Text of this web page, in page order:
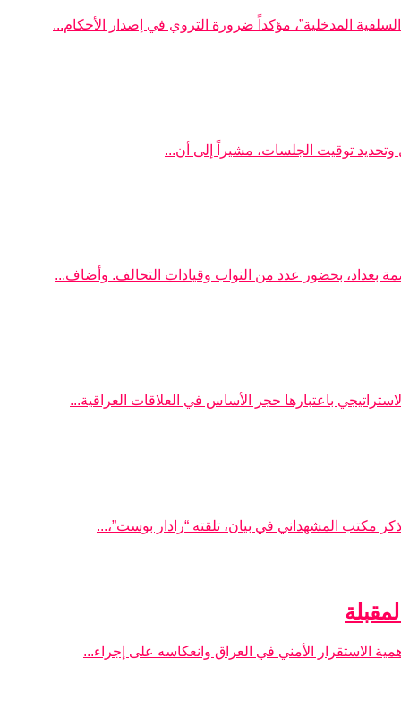
المدخلية”، مؤكداً ضرورة التروي في إصدار الأحكام...
توقيت الجلسات، مشيراً إلى أن...
بغداد، بحضور عدد من النواب وقيادات التحالف. وأضاف...
باعتبارها حجر الأساس في العلاقات العراقية...
مكتب المشهداني في بيان، تلقته “رادار بوست”،...
الاستقرار الأمني في العراق وانعكاسه على إجراء...